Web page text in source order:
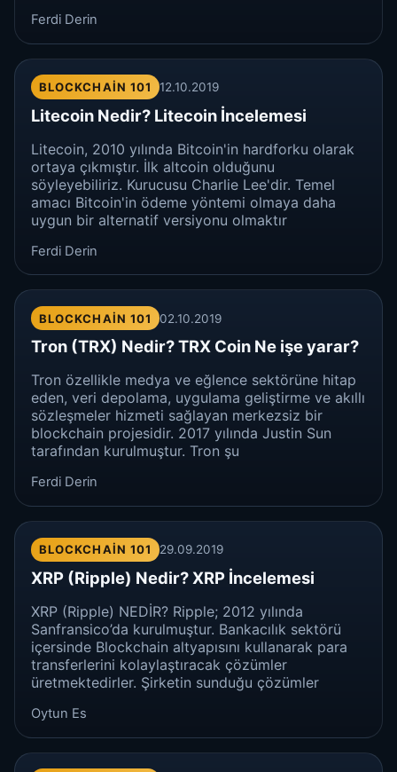
Ferdi Derin
BLOCKCHAIN 101 12.10.2019
Litecoin Nedir? Litecoin İncelemesi
Litecoin, 2010 yılında Bitcoin'in hardforku olarak
ortaya çıkmıştır. İlk altcoin olduğunu
söyleyebiliriz. Kurucusu Charlie Lee'dir. Temel
amacı Bitcoin'in ödeme yöntemi olmaya daha
uygun bir alternatif versiyonu olmaktır
Ferdi Derin
BLOCKCHAIN 101 02.10.2019
Tron (TRX) Nedir? TRX Coin Ne işe yarar?
Tron özellikle medya ve eğlence sektörüne hitap
eden, veri depolama, uygulama geliştirme ve akıllı
sözleşmeler hizmeti sağlayan merkezsiz bir
blockchain projesidir. 2017 yılında Justin Sun
tarafından kurulmuştur. Tron şu
Ferdi Derin
BLOCKCHAIN 101 29.09.2019
XRP (Ripple) Nedir? XRP İncelemesi
XRP (Ripple) NEDİR? Ripple; 2012 yılında
Sanfransico’da kurulmuştur. Bankacılık sektörü
içersinde Blockchain altyapısını kullanarak para
transferlerini kolaylaştıracak çözümler
üretmektedirler. Şirketin sunduğu çözümler
Oytun Es